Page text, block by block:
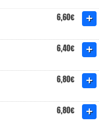
6,60€
6,40€
6,80€
6,80€